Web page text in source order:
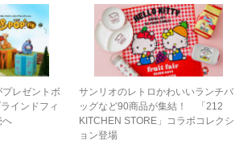
プレゼントボ
インドフィ
へ
サンリオのレトロかわいいランチバ
ッグなど90商品が集結！ 「212
KITCHEN STORE」コラボコレクシ
ョン登場